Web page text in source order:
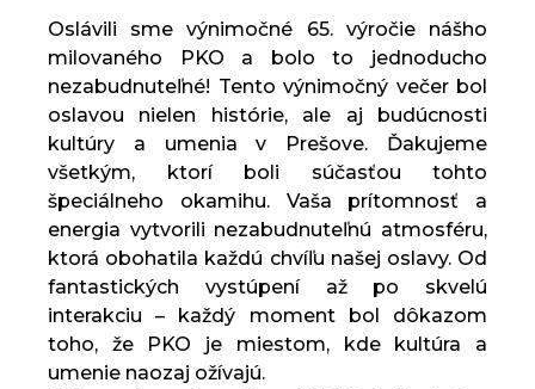
Oslávili sme výnimočné 65. výročie nášho
milovaného PKO a bolo to jednoducho
nezabudnuteľné! Tento výnimočný večer bol
oslavou nielen histórie, ale aj budúcnosti
kultúry a umenia v Prešove. Ďakujeme
všetkým, ktorí boli súčasťou tohto
špeciálneho okamihu. Vaša prítomnosť a
energia vytvorili nezabudnuteľnú atmosféru,
ktorá obohatila každú chvíľu našej oslavy. Od
fantastických vystúpení až po skvelú
interakciu – každý moment bol dôkazom
toho, že PKO je miestom, kde kultúra a
umenie naozaj ožívajú.